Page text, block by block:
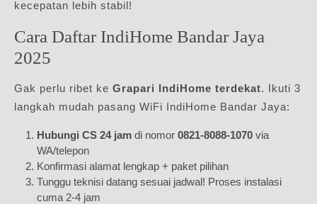
kecepatan lebih stabil!
Cara Daftar IndiHome Bandar Jaya
2025
Gak perlu ribet ke Grapari IndiHome terdekat. Ikuti 3
langkah mudah pasang WiFi IndiHome Bandar Jaya:
Hubungi CS 24 jam di nomor 0821-8088-1070 via
WA/telepon
Konfirmasi alamat lengkap + paket pilihan
Tunggu teknisi datang sesuai jadwal! Proses instalasi
cuma 2-4 jam